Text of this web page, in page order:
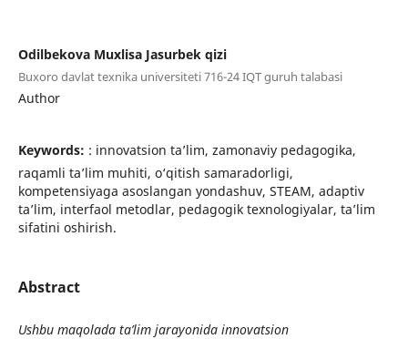
Odilbekova Muxlisa Jasurbek qizi
Buxoro davlat texnika universiteti 716-24 IQT guruh talabasi
Author
Keywords: : innovatsion ta’lim, zamonaviy pedagogika,
raqamli ta’lim muhiti, o‘qitish samaradorligi,
kompetensiyaga asoslangan yondashuv, STEAM, adaptiv
ta’lim, interfaol metodlar, pedagogik texnologiyalar, ta’lim
sifatini oshirish.
Abstract
Ushbu maqolada ta’lim jarayonida innovatsion